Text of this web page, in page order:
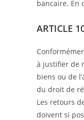
bancaire. En
ARTICLE
à justifier de
biens ou de
du droit de
Les retours
doivent si